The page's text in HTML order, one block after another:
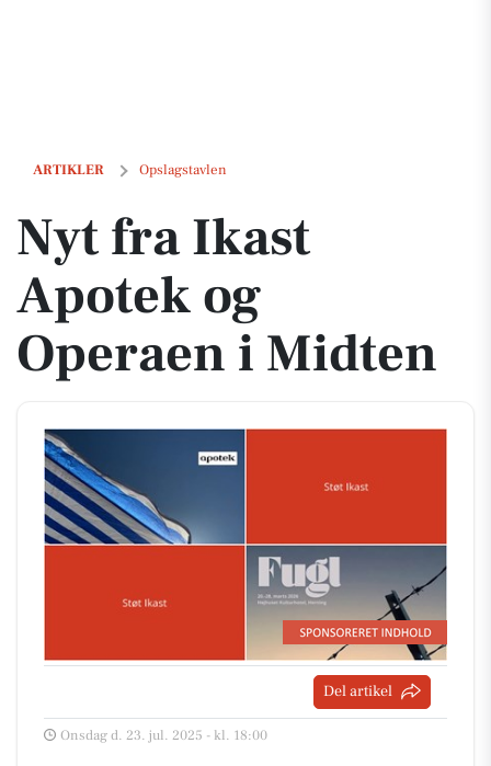
ARTIKLER Opslagstavlen
Nyt fra Ikast Apotek og Operaen i Midten
Nyt fra Ikast
Apotek og
Operaen i Midten
Del artikel
Onsdag d. 23. jul. 2025 - kl. 18:00